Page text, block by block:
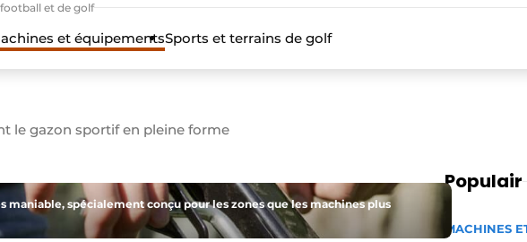
et de golf
et équipementsSports et terrains de golf
le gazon sportif en pleine forme
maniable, spécialement conçu pour les zones que les machines plus
Populair
MACHINES